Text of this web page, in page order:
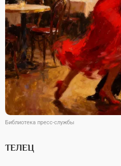
Библиотека пресс-службы
ТЕЛЕЦ